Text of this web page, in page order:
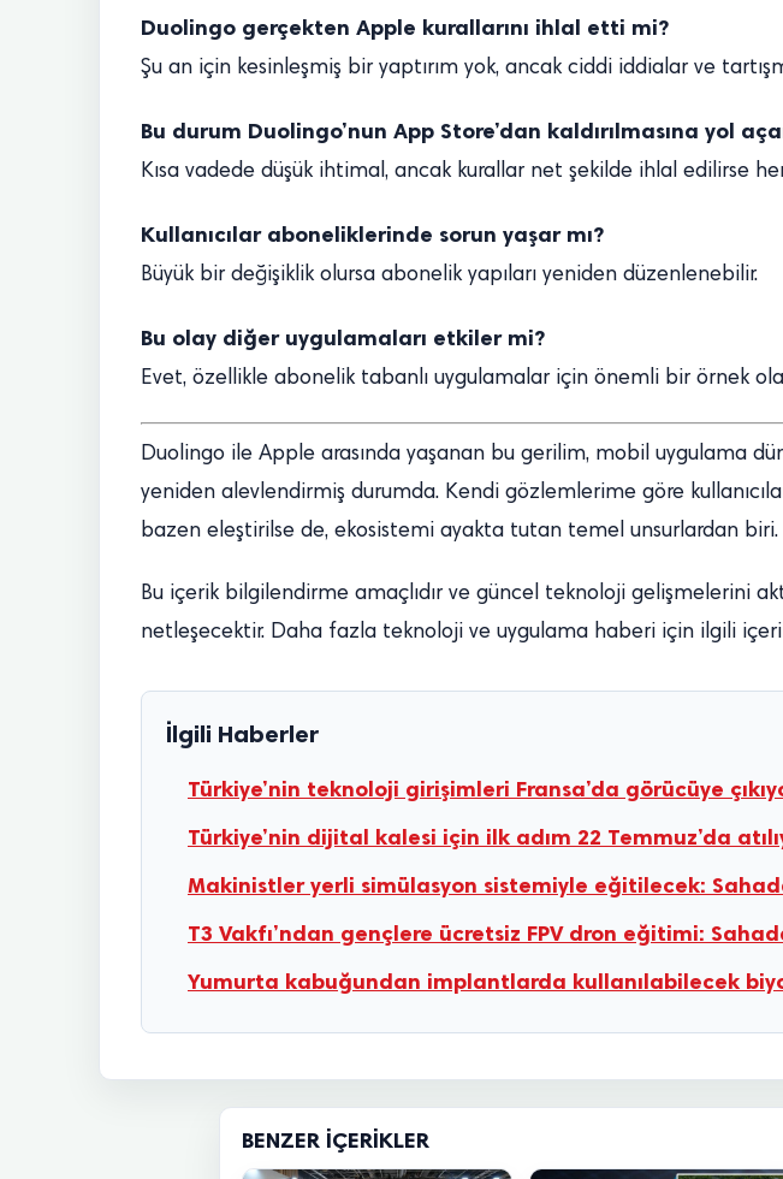
Duolingo gerçekten Apple kurallarını ihlal etti mi?
Şu an için kesinleşmiş bir yaptırım yok, ancak ciddi iddialar ve
Bu durum Duolingo’nun App Store’dan kaldırılmasına yol
Kısa vadede düşük ihtimal, ancak kurallar net şekilde ihlal edilirse
Kullanıcılar aboneliklerinde sorun yaşar mı?
Büyük bir değişiklik olursa abonelik yapıları yeniden düzenlenebilir.
Bu olay diğer uygulamaları etkiler mi?
Evet, özellikle abonelik tabanlı uygulamalar için önemli bir örnek
Duolingo ile Apple arasında yaşanan bu gerilim, mobil uygulama
yeniden alevlendirmiş durumda. Kendi gözlemlerime göre
bazen eleştirilse de, ekosistemi ayakta tutan temel unsurlardan biri.
Bu içerik bilgilendirme amaçlıdır ve güncel teknoloji gelişmelerini
netleşecektir. Daha fazla teknoloji ve uygulama haberi için ilgili
İlgili Haberler
Türkiye’nin teknoloji girişimleri Fransa’da görücüye
Türkiye’nin dijital kalesi için ilk adım 22 Temmuz’da
Makinistler yerli simülasyon sistemiyle eğitilecek:
T3 Vakfı’ndan gençlere ücretsiz FPV dron eğitimi:
Yumurta kabuğundan implantlarda kullanılabilecek
BENZER İÇERIKLER